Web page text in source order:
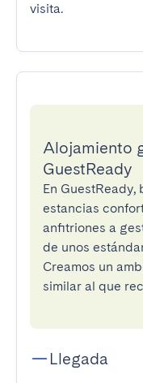
visita.
Alojamiento
GuestReady
En
estancias
anfitriones a
de unos
Creamos un
similar al que
Llegada